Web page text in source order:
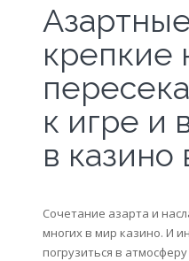
крепкие
к игре и
в казино
Сочетание азарта и
многих в мир казино. И
погрузиться в